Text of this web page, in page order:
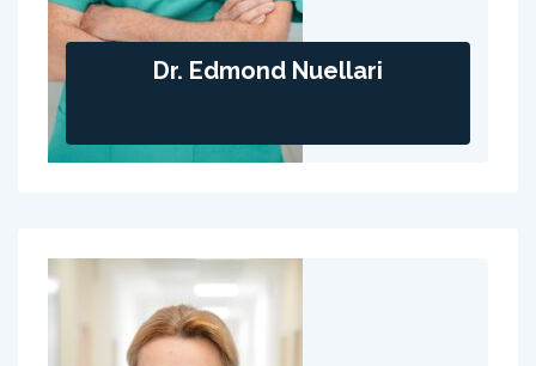
Dr. Edmond Nuellari